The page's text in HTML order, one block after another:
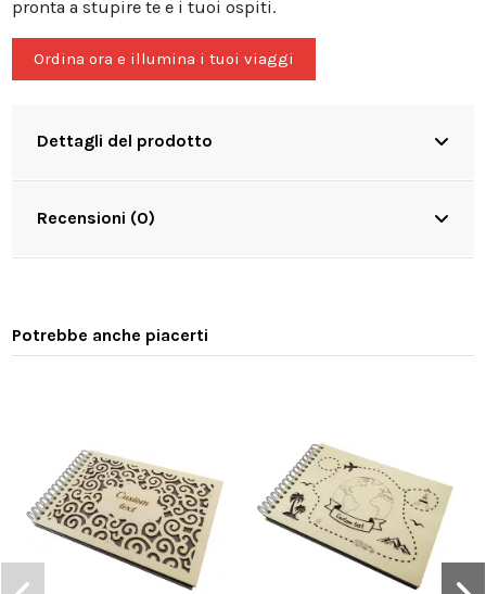
pronta a stupire te e i tuoi ospiti.
Ordina ora e illumina i tuoi viaggi
Dettagli del prodotto
Recensioni (0)
Potrebbe anche piacerti